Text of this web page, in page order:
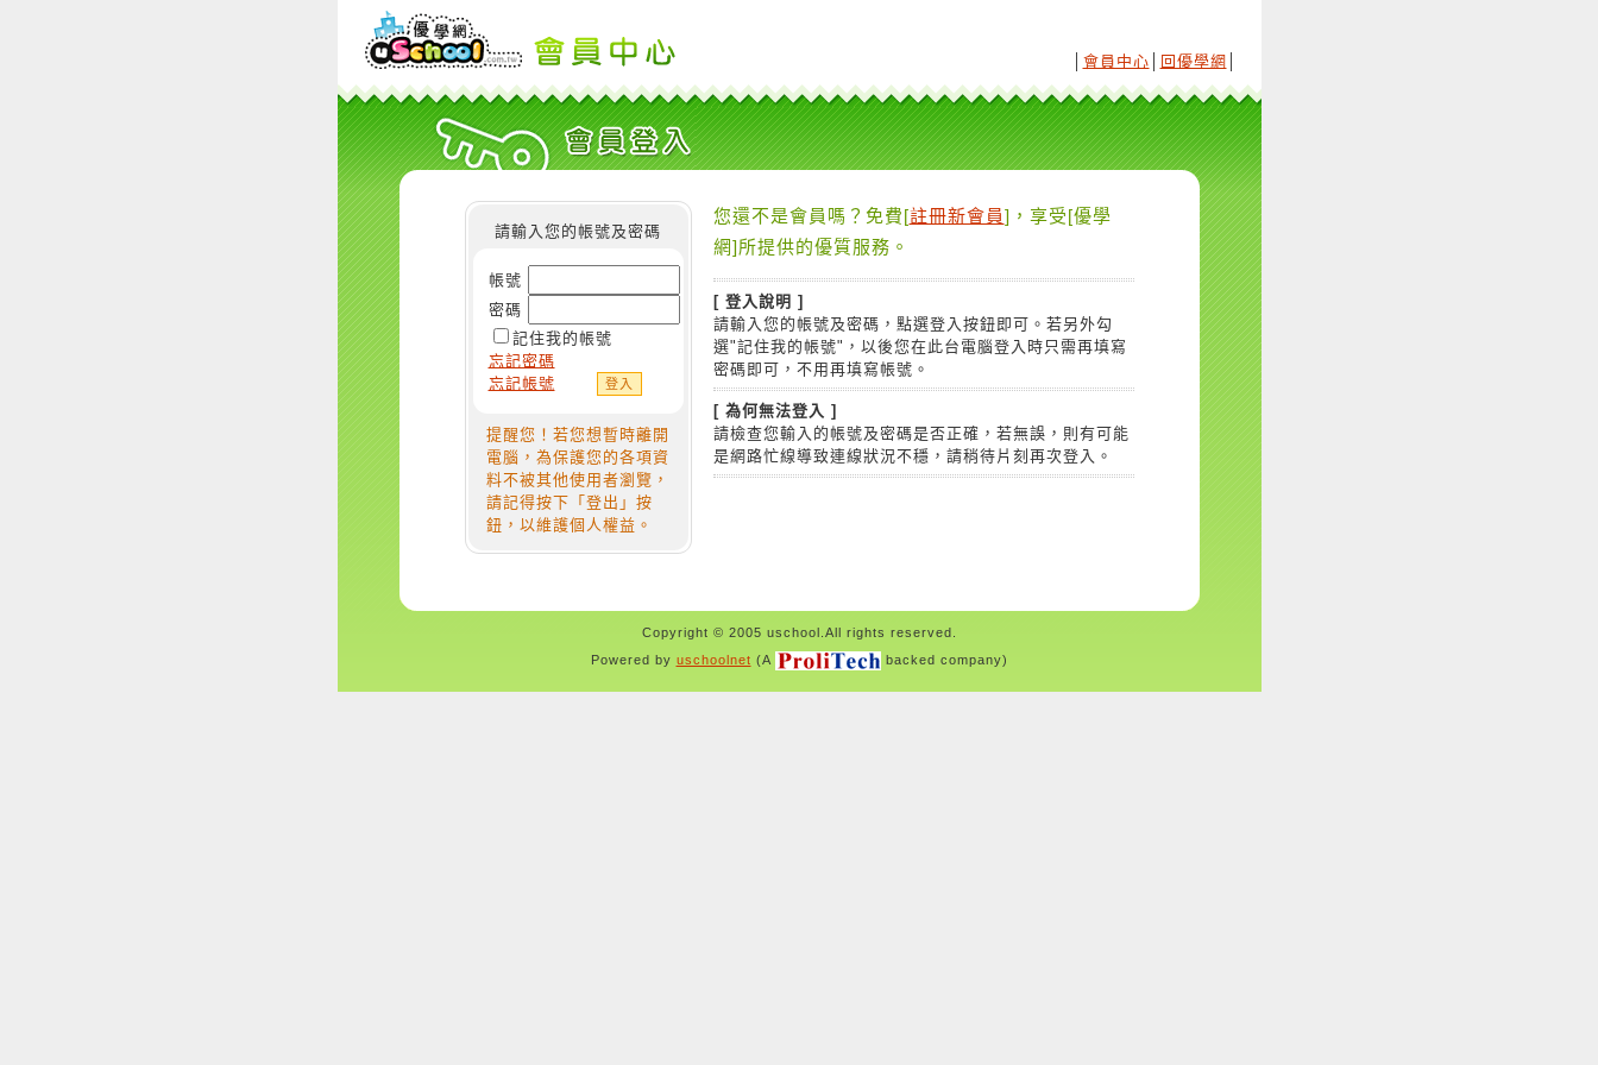
會員中心 回優學網
請輸入您的帳號及密碼
帳號
密碼
記住我的帳號
忘記密碼
忘記帳號
提醒您！若您想暫時離開
電腦，為保護您的各項資
料不被其他使用者瀏覽，
請記得按下「登出」按
鈕，以維護個人權益。
您還不是會員嗎？免費[註冊新會員]，享受[優學
網]所提供的優質服務。
[ 登入說明 ]
請輸入您的帳號及密碼，點選登入按鈕即可。若另外勾
選"記住我的帳號"，以後您在此台電腦登入時只需再填寫
密碼即可，不用再填寫帳號。
[ 為何無法登入 ]
請檢查您輸入的帳號及密碼是否正確，若無誤，則有可能
是網路忙線導致連線狀況不穩，請稍待片刻再次登入。
Copyright © 2005 uschool.All rights reserved.
Powered by uschoolnet (A backed company)